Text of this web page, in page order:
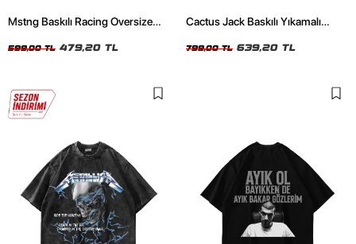
Mstng Baskılı Racing Oversize
599,00 TL 479,20 TL
Cactus Jack Baskılı Yıkamalı
799,00 TL 639,20 TL